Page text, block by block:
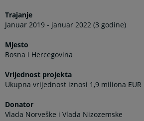
Trajanje
Januar 2019 - januar 2022 (3 godine)
Mjesto
Bosna i Hercegovina
Vrijednost projekta
Ukupna vrijednost iznosi 1,9 miliona EUR
Donator
Vlada Norveške i Vlada Nizozemske